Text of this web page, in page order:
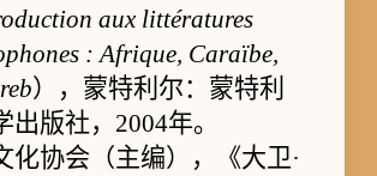
aux littératures
: Afrique, Caraïbe,
），蒙特利尔：蒙特利
出版社，2004年。
化协会（主编），《大卫·